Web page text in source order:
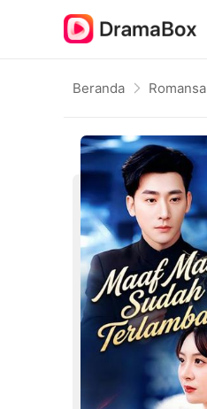
Beranda Romansa